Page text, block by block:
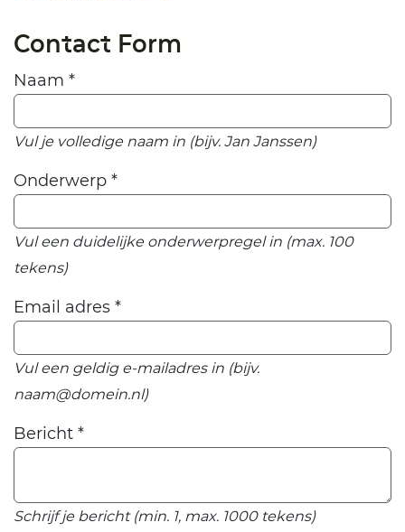
Contact Form
Naam *
Vul je volledige naam in (bijv. Jan Janssen)
Onderwerp *
Vul een duidelijke onderwerpregel in (max. 100
tekens)
Email adres *
Vul een geldig e-mailadres in (bijv.
naam@domein.nl)
Bericht *
Schrijf je bericht (min. 1, max. 1000 tekens)